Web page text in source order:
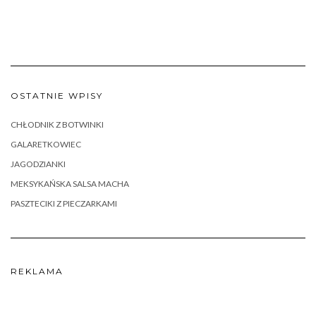
OSTATNIE WPISY
CHŁODNIK Z BOTWINKI
GALARETKOWIEC
JAGODZIANKI
MEKSYKAŃSKA SALSA MACHA
PASZTECIKI Z PIECZARKAMI
REKLAMA